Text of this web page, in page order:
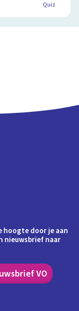
Quiz
hoogte door je aan
nieuwsbrief naar
VO